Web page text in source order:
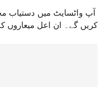
آپ واٹسایٹ میں دستیاب
کریں گے۔ ان اعل میعاروں